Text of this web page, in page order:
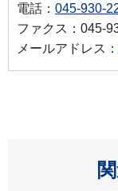
電話： 045-930-
ファクス：045-
メールアドレス：